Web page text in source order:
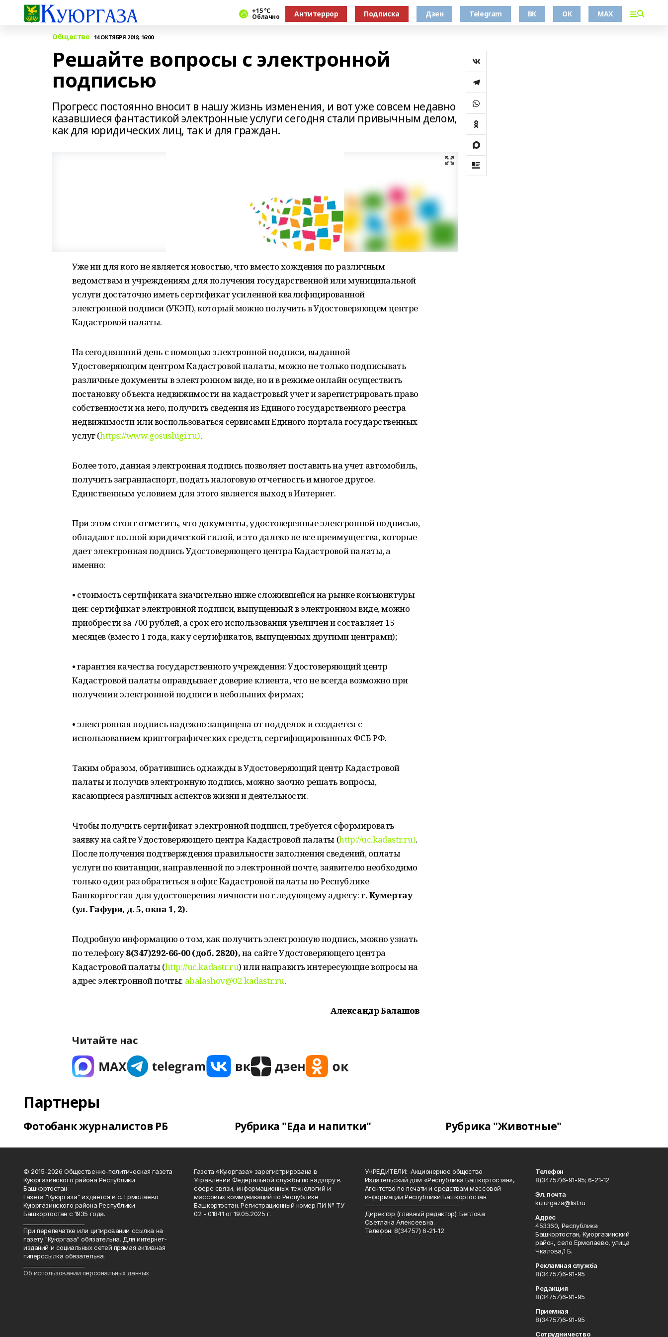
+15 °С
Облачно Антитеррор Подписка Дзен Telegram ВК ОК MAX
Общество 14 ОКТЯБРЯ 2018, 16:00
Решайте вопросы с электронной
подписью
Прогресс постоянно вносит в нашу жизнь изменения, и вот уже совсем недавно
казавшиеся фантастикой электронные услуги сегодня стали привычным делом,
как для юридических лиц, так и для граждан.
Уже ни для кого не является новостью, что вместо хождения по различным
ведомствам и учреждениям для получения государственной или муниципальной
услуги достаточно иметь сертификат усиленной квалифицированной
электронной подписи (УКЭП), который можно получить в Удостоверяющем центре
Кадастровой палаты.
На сегодняшний день с помощью электронной подписи, выданной
Удостоверяющим центром Кадастровой палаты, можно не только подписывать
различные документы в электронном виде, но и в режиме онлайн осуществить
постановку объекта недвижимости на кадастровый учет и зарегистрировать право
собственности на него, получить сведения из Единого государственного реестра
недвижимости или воспользоваться сервисами Единого портала государственных
услуг (https://www.gosuslugi.ru).
Более того, данная электронная подпись позволяет поставить на учет автомобиль,
получить загранпаспорт, подать налоговую отчетность и многое другое.
Единственным условием для этого является выход в Интернет.
При этом стоит отметить, что документы, удостоверенные электронной подписью,
обладают полной юридической силой, и это далеко не все преимущества, которые
дает электронная подпись Удостоверяющего центра Кадастровой палаты, а
именно:
• стоимость сертификата значительно ниже сложившейся на рынке конъюнктуры
цен: сертификат электронной подписи, выпущенный в электронном виде, можно
приобрести за 700 рублей, а срок его использования увеличен и составляет 15
месяцев (вместо 1 года, как у сертификатов, выпущенных другими центрами);
• гарантия качества государственного учреждения: Удостоверяющий центр
Кадастровой палаты оправдывает доверие клиента, что не всегда возможно при
получении электронной подписи в небольших фирмах;
• электронная подпись надежно защищена от подделок и создается с
использованием криптографических средств, сертифицированных ФСБ РФ.
Таким образом, обратившись однажды в Удостоверяющий центр Кадастровой
палаты и получив электронную подпись, можно заочно решать вопросы,
касающиеся различных аспектов жизни и деятельности.
Чтобы получить сертификат электронной подписи, требуется сформировать
заявку на сайте Удостоверяющего центра Кадастровой палаты (http://uc.kadastr.ru).
После получения подтверждения правильности заполнения сведений, оплаты
услуги по квитанции, направленной по электронной почте, заявителю необходимо
только один раз обратиться в офис Кадастровой палаты по Республике
Башкортостан для удостоверения личности по следующему адресу:г. Кумертау
(ул. Гафури, д. 5, окна 1, 2).
Подробную информацию о том, как получить электронную подпись, можно узнать
по телефону8(347)292-66-00 (доб. 2820),на сайте Удостоверяющего центра
Кадастровой палаты (http://uc.kadastr.ru) или направить интересующие вопросы на
адрес электронной почты: abalashov@02.kadastr.ru.
Александр Балашов
Читайте нас
Партнеры
Фотобанк журналистов РБ Рубрика "Еда и напитки" Рубрика "Животные"
© 2015-2026 Общественно-политическая газета
Куюргазинского района Республики
Башкортостан
Газета "Куюргаза" издается в с. Ермолаево
Куюргазинского района Республики
Башкортостан с 1935 года.
При перепечатке или цитировании ссылка на
газету "Куюргаза" обязательна. Для интернет-
изданий и социальных сетей прямая активная
гиперссылка обязательна.
Об использовании персональных данных
Газета «Куюргаза» зарегистрирована в
Управлении Федеральной службы по надзору в
сфере связи, информационных технологий и
массовых коммуникаций по Республике
Башкортостан. Регистрационный номер ПИ № ТУ
02 - 01841 от 19.05.2025 г.
УЧРЕДИТЕЛИ: Акционерное общество
Издательский дом «Республика Башкортостан»,
Агентство по печати и средствам массовой
информации Республики Башкортостан.
----------------------------------
Директор (главный редактор): Беглова
Светлана Алексеевна.
Телефон: 8(34757) 6-21-12
Телефон
8(34757)6-91-95; 6-21-12
Эл. почта
kuiurgaza@list.ru
Адрес
453360, Республика
Башкортостан, Куюргазинский
район, село Ермолаево, улица
Чкалова,1 Б.
Рекламная служба
8(34757)6-91-95
Редакция
8(34757)6-91-95
Приемная
8(34757)6-91-95
Сотрудничество